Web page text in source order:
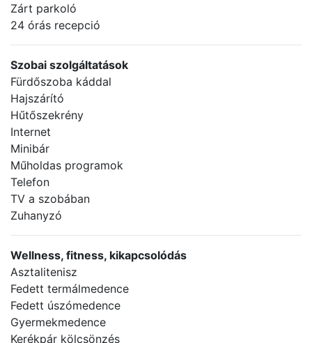
Zárt parkoló
24 órás recepció
Szobai szolgáltatások
Fürdőszoba káddal
Hajszárító
Hűtőszekrény
Internet
Minibár
Műholdas programok
Telefon
TV a szobában
Zuhanyzó
Wellness, fitness, kikapcsolódás
Asztalitenisz
Fedett termálmedence
Fedett úszómedence
Gyermekmedence
Kerékpár kölcsönzés